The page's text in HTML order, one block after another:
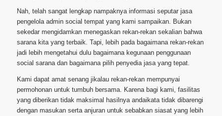
Nah, telah sangat lengkap nampaknya informasi seputar jasa
pengelola admin social tempat yang kami sampaikan. Bukan
sekedar mengidamkan menegaskan rekan-rekan sekalian bahwa
sarana kita yang terbaik. Tapi, lebih pada bagaimana rekan-rekan
jadi lebih mengetahui dulu bagaimana kegunaan penggunaan
social sarana dan bagaimana pilih penyedia jasa yang tepat.
Kami dapat amat senang jikalau rekan-rekan mempunyai
permohonan untuk tumbuh bersama. Karena bagi kami, fasilitas
yang diberikan tidak maksimal hasilnya andaikata tidak dibarengi
dengan masukan serta anjuran untuk sebabkan siasat yang lebih